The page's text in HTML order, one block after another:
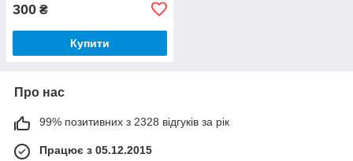
300 ₴
Купити
Про нас
99% позитивних з 2328 відгуків за рік
Працює з 05.12.2015